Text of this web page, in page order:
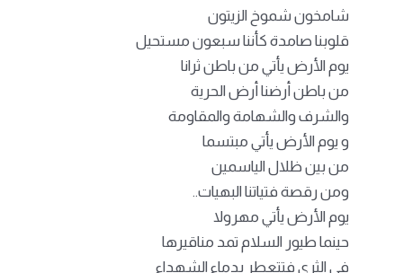
شامخون شموخ الزيتون
قلوبنا صامدة كأننا سبعون مستحيل
يوم الأرض يأتي من باطن ثرانا
من باطن أرضنا أرض الحرية
والشرف والشهامة والمقاومة
و يوم الأرض يأتي مبتسما
من بين ظلال الياسمين
ومن رقصة فتياتنا البهيات..
يوم الأرض يأتي مهرولا
حينما طيور السلام تمد مناقيرها
في الثرى فتتعطر بدماء الشهداء